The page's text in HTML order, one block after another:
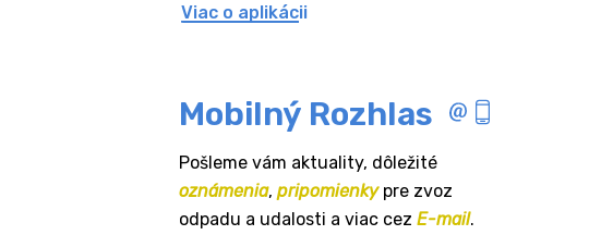
Viac o aplikácii
Mobilný Rozhlas
Pošleme vám aktuality, dôležité
oznámenia, pripomienkypre zvoz
odpadu a udalosti a viac cez E-mail.